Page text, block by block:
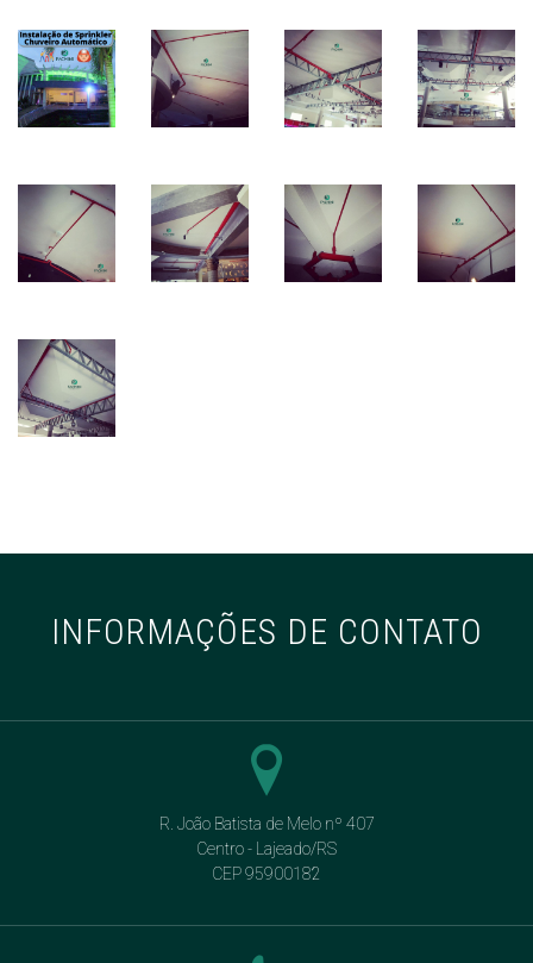
INFORMAÇÕES DE CONTATO
R. João Batista de Melo nº 407
Centro - Lajeado/RS
CEP 95900182